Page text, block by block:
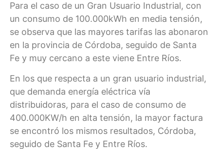
Para el caso de un Gran Usuario Industrial, con
un consumo de 100.000kWh en media tensión,
se observa que las mayores tarifas las abonaron
en la provincia de Córdoba, seguido de Santa
Fe y muy cercano a este viene Entre Ríos.
En los que respecta a un gran usuario industrial,
que demanda energía eléctrica vía
distribuidoras, para el caso de consumo de
400.000KW/h en alta tensión, la mayor factura
se encontró los mismos resultados, Córdoba,
seguido de Santa Fe y Entre Ríos.